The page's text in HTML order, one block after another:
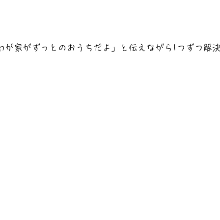
が家がずっとのおうちだよ」と伝えながら1つずつ解